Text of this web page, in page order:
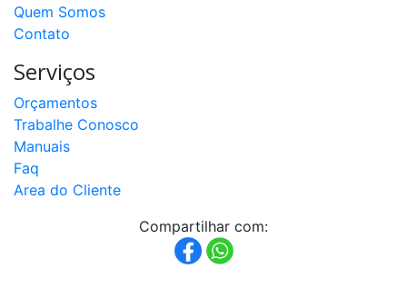
Quem Somos
Contato
Serviços
Orçamentos
Trabalhe Conosco
Manuais
Faq
Area do Cliente
Compartilhar com: